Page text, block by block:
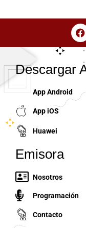
Descargar
App Android
App iOS
Huawei
Emisora
Nosotros
Programación
Contacto